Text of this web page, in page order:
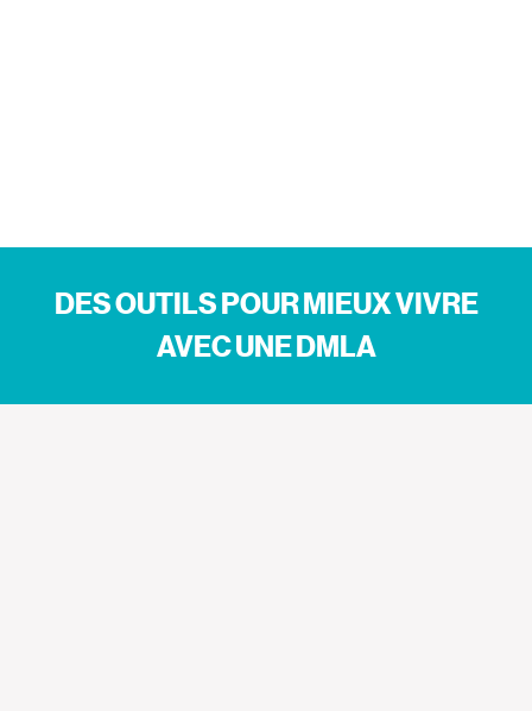
DES OUTILS POUR MIEUX VIVRE
AVEC UNE DMLA